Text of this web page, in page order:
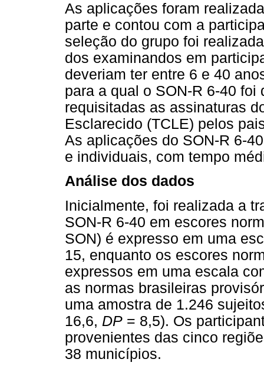
As aplicações foram
parte e contou com a
seleção do grupo foi
dos examinandos em
deveriam ter entre 6 e 40
para a qual o SON-R 6-40
requisitadas as assinaturas
Esclarecido (TCLE) pelos
As aplicações do SON-R 6-
e individuais, com tempo
Análise dos dados
Inicialmente, foi realizada a
SON-R 6-40 em escores
SON) é expresso em uma
15, enquanto os escores
expressos em uma escala
as normas brasileiras
uma amostra de 1.246
16,6, DP = 8,5). Os
provenientes das cinco
38 municípios.